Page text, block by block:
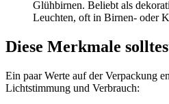
Glühbirnen. Beliebt als
Leuchten, oft in Birnen- oder
Diese Merkmale
Ein paar Werte auf der Verpackung
Lichtstimmung und Verbrauch: